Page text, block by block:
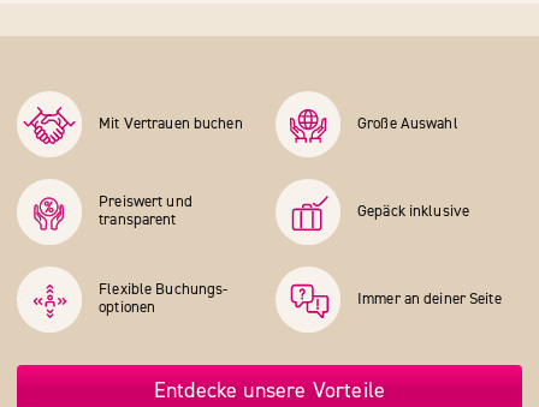
Mit Vertrauen buchen Große Auswahl
Preiswert und
transparent
Gepäck inklusive
Flexible Buchungs­
optionen
Immer an deiner Seite
Entdecke unsere Vorteile